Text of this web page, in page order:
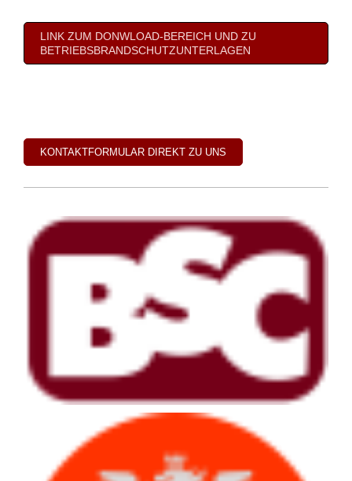
LINK ZUM DONWLOAD-BEREICH UND ZU
BETRIEBSBRANDSCHUTZUNTERLAGEN
KONTAKTFORMULAR DIREKT ZU UNS